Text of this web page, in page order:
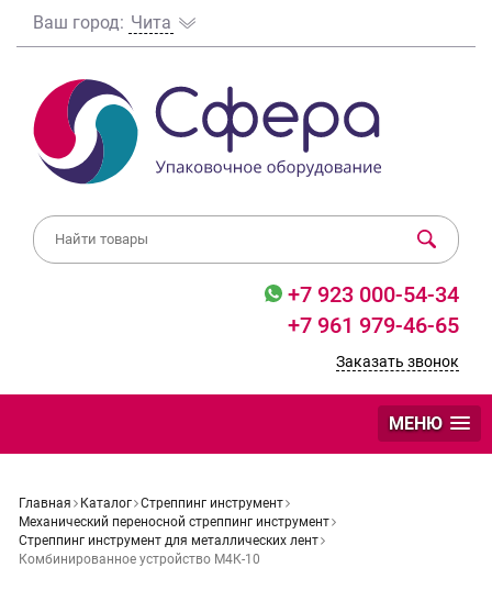
Ваш город: Чита
+7 923 000-54-34
+7 961 979-46-65
Заказать звонок
МЕНЮ
Главная Каталог Стреппинг инструмент
Механический переносной стреппинг инструмент
Стреппинг инструмент для металлических лент
Комбинированное устройство М4К-10